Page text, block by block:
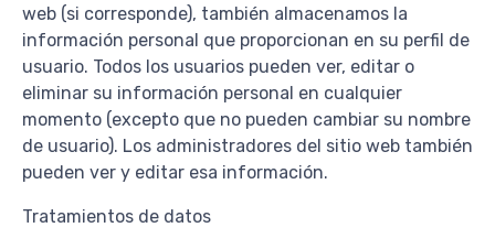
web (si corresponde), también almacenamos la
información personal que proporcionan en su perfil de
usuario. Todos los usuarios pueden ver, editar o
eliminar su información personal en cualquier
momento (excepto que no pueden cambiar su nombre
de usuario). Los administradores del sitio web también
pueden ver y editar esa información.
Tratamientos de datos